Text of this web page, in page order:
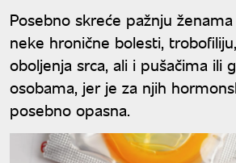
Posebno skreće pažnju
neke hronične bolesti,
oboljenja srca, ali i pušačima ili
osobama, jer je za njih
posebno opasna.